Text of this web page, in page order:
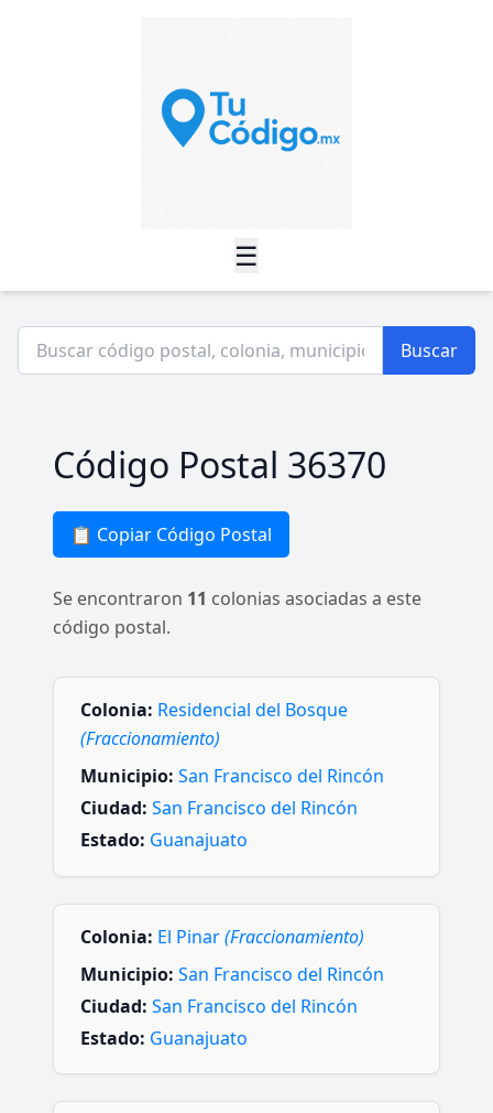
☰
Buscar
Código Postal 36370
📋 Copiar Código Postal
Se encontraron 11 colonias asociadas a este
código postal.
Colonia: Residencial del Bosque
(Fraccionamiento)
Municipio: San Francisco del Rincón
Ciudad: San Francisco del Rincón
Estado: Guanajuato
Colonia: El Pinar(Fraccionamiento)
Municipio: San Francisco del Rincón
Ciudad: San Francisco del Rincón
Estado: Guanajuato